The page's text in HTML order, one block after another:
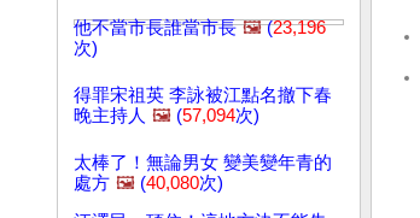
他不當市長誰當市長 🖼️(23,196
次)
得罪宋祖英 李詠被江點名撤下春
晚主持人 🖼️ (57,094次)
太棒了！無論男女 變美變年青的
處方 🖼️ (40,080次)